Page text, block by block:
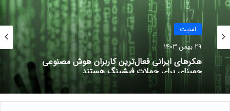
حتما بخوانید :هکرها از DeepSeek سوءاستفاده می‌کنند
نوشته های مشابه
اسکای‌نیوز: دولت چین وزارت دفاع
انگلیس را هک کرده است
2 خرداد 1403
امنيت
29 بهمن 1403
هکرهای ایرانی فعال‌ترین کاربران هوش مصنوعی
جمینای برای حملات فیشینگ هستند